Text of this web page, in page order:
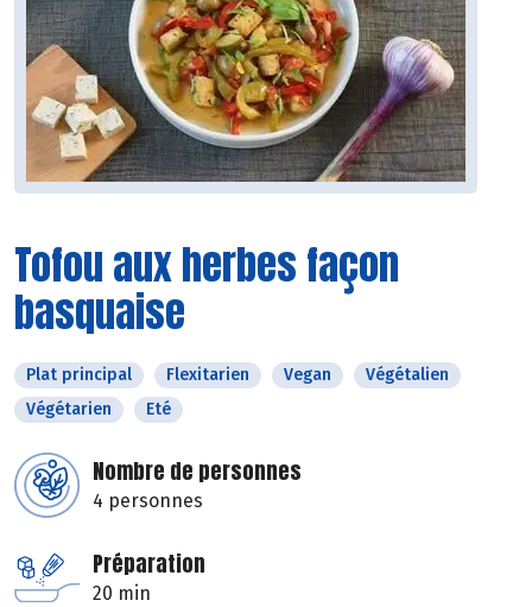
Tofou aux herbes façon
basquaise
Plat principal Flexitarien Vegan
Végétalien
Végétarien
Eté
Nombre de personnes
4 personnes
Préparation
20 min